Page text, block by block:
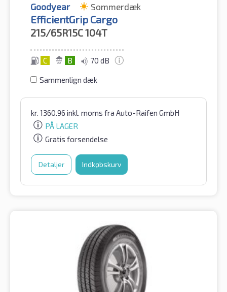
Goodyear Sommerdæk
EfficientGrip Cargo
215/65R15C104T
C B 70 dB
Sammenlign dæk
kr. 1360.96 inkl. moms fra Auto-Raifen GmbH
PÅ LAGER
Gratis forsendelse
Detaljer Indkøbskurv